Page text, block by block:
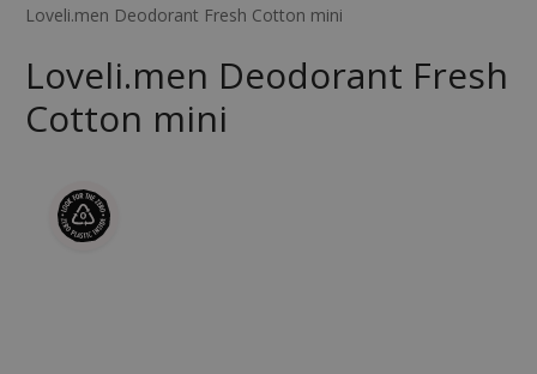
Loveli.men Deodorant Fresh Cotton mini
Loveli.men Deodorant Fresh
Cotton mini